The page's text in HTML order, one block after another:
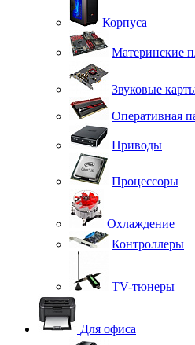
Корпуса
Материнские
Звуковые
Оперативная
Приводы
Процессоры
Охлаждение
Контроллеры
TV-тюнеры
Для офиса